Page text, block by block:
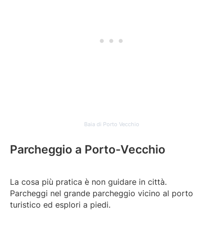
Baia di Porto Vecchio
Parcheggio a Porto-Vecchio
La cosa più pratica è non guidare in città.
Parcheggi nel grande parcheggio vicino al porto
turistico ed esplori a piedi.